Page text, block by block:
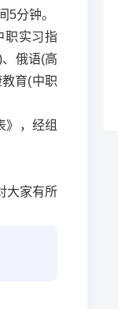
分钟。
实习指
俄语(高
育(中职
，经组
大家有所